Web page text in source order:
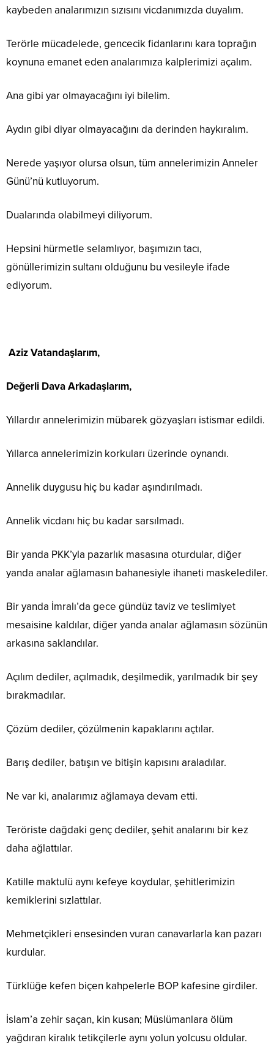
kaybeden analarımızın sızısını vicdanımızda duyalım.
Terörle mücadelede, gencecik fidanlarını kara toprağın
koynuna emanet eden analarımıza kalplerimizi açalım.
Ana gibi yar olmayacağını iyi bilelim.
Aydın gibi diyar olmayacağını da derinden haykıralım.
Nerede yaşıyor olursa olsun, tüm annelerimizin Anneler
Günü’nü kutluyorum.
Dualarında olabilmeyi diliyorum.
Hepsini hürmetle selamlıyor, başımızın tacı,
gönüllerimizin sultanı olduğunu bu vesileyle ifade
ediyorum.
Aziz Vatandaşlarım,
Değerli Dava Arkadaşlarım,
Yıllardır annelerimizin mübarek gözyaşları istismar edildi.
Yıllarca annelerimizin korkuları üzerinde oynandı.
Annelik duygusu hiç bu kadar aşındırılmadı.
Annelik vicdanı hiç bu kadar sarsılmadı.
Bir yanda PKK’yla pazarlık masasına oturdular, diğer
yanda analar ağlamasın bahanesiyle ihaneti maskelediler.
Bir yanda İmralı’da gece gündüz taviz ve teslimiyet
mesaisine kaldılar, diğer yanda analar ağlamasın sözünün
arkasına saklandılar.
Açılım dediler, açılmadık, deşilmedik, yarılmadık bir şey
bırakmadılar.
Çözüm dediler, çözülmenin kapaklarını açtılar.
Barış dediler, batışın ve bitişin kapısını araladılar.
Ne var ki, analarımız ağlamaya devam etti.
Teröriste dağdaki genç dediler, şehit analarını bir kez
daha ağlattılar.
Katille maktulü aynı kefeye koydular, şehitlerimizin
kemiklerini sızlattılar.
Mehmetçikleri ensesinden vuran canavarlarla kan pazarı
kurdular.
Türklüğe kefen biçen kahpelerle BOP kafesine girdiler.
İslam’a zehir saçan, kin kusan; Müslümanlara ölüm
yağdıran kiralık tetikçilerle aynı yolun yolcusu oldular.